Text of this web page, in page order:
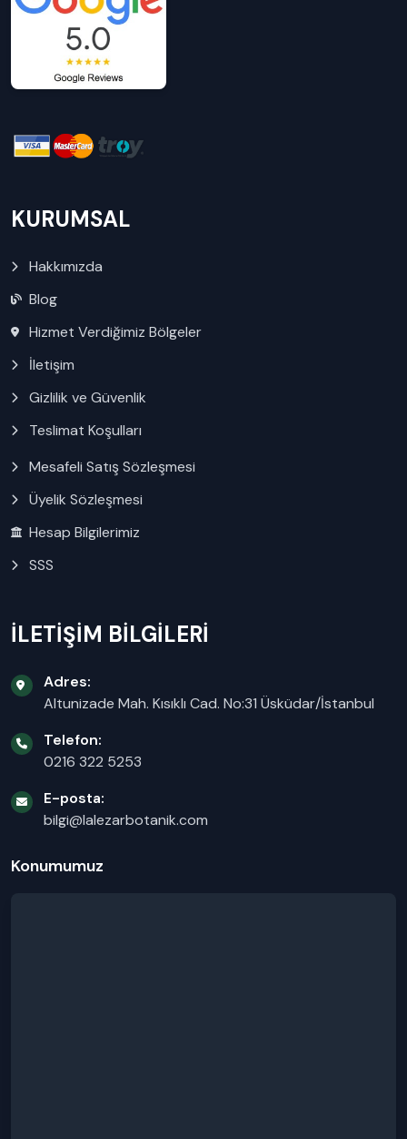
KURUMSAL
Hakkımızda
Blog
Hizmet Verdiğimiz Bölgeler
İletişim
Gizlilik ve Güvenlik
Teslimat Koşulları
Mesafeli Satış Sözleşmesi
Üyelik Sözleşmesi
Hesap Bilgilerimiz
SSS
İLETİŞİM BİLGİLERİ
Adres:
Altunizade Mah. Kısıklı Cad. No:31 Üsküdar/İstanbul
Telefon:
0216 322 5253
E-posta:
bilgi@lalezarbotanik.com
Konumumuz